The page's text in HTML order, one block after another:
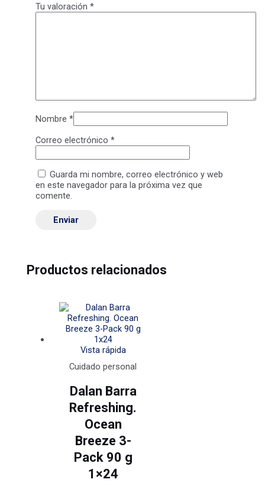
Tu valoración *
Nombre *
Correo electrónico *
Guarda mi nombre, correo electrónico y web
en este navegador para la próxima vez que
comente.
Productos relacionados
Vista rápida
Cuidado personal
Dalan Barra
Refreshing.
Ocean
Breeze 3-
Pack 90 g
1×24